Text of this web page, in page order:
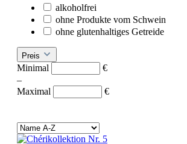
alkoholfrei
ohne Produkte vom Schwein
ohne glutenhaltiges Getreide
Preis
Minimal
€
–
Maximal
€